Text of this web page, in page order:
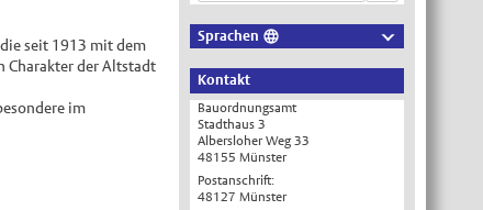
seit 1913 mit dem
Charakter der Altstadt
im
Sprachen
Deutsch
Nederlands
English
Українська
Türkçe
Kontakt
Bauordnungsamt
Stadthaus 3
Albersloher Weg 33
48155 Münster
Postanschrift:
48127 Münster